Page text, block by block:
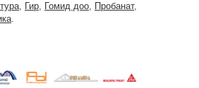
, Гир, Гомид доо, Пробанат,
.